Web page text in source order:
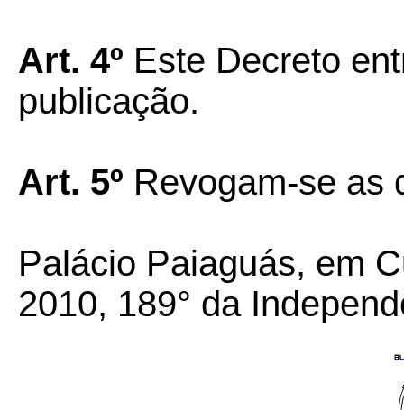
Art. 4º Este Decreto
publicação.
Art. 5º Revogam-se as
Palácio Paiaguás, em
2010, 189° da